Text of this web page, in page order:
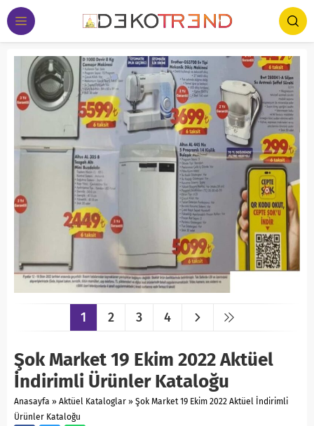
1 2 3 4
Şok Market 19 Ekim 2022 Aktüel
İndirimli Ürünler Kataloğu
Anasayfa » Aktüel Kataloglar » Şok Market 19 Ekim 2022 Aktüel İndirimli
Ürünler Kataloğu